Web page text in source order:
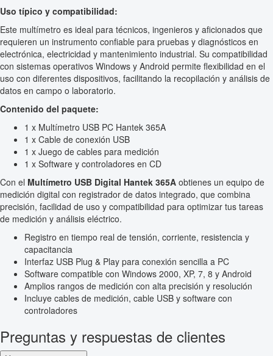
Uso típico y compatibilidad:
Este multímetro es ideal para técnicos, ingenieros y aficionados que
requieren un instrumento confiable para pruebas y diagnósticos en
electrónica, electricidad y mantenimiento industrial. Su compatibilidad
con sistemas operativos Windows y Android permite flexibilidad en el
uso con diferentes dispositivos, facilitando la recopilación y análisis de
datos en campo o laboratorio.
Contenido del paquete:
1 x Multímetro USB PC Hantek 365A
1 x Cable de conexión USB
1 x Juego de cables para medición
1 x Software y controladores en CD
Con el Multímetro USB Digital Hantek 365A obtienes un equipo de
medición digital con registrador de datos integrado, que combina
precisión, facilidad de uso y compatibilidad para optimizar tus tareas
de medición y análisis eléctrico.
Registro en tiempo real de tensión, corriente, resistencia y
capacitancia
Interfaz USB Plug & Play para conexión sencilla a PC
Software compatible con Windows 2000, XP, 7, 8 y Android
Amplios rangos de medición con alta precisión y resolución
Incluye cables de medición, cable USB y software con
controladores
Preguntas y respuestas de clientes